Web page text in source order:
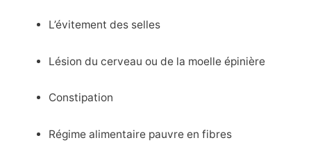
L’évitement des selles
Lésion du cerveau ou de la moelle épinière
Constipation
Régime alimentaire pauvre en fibres